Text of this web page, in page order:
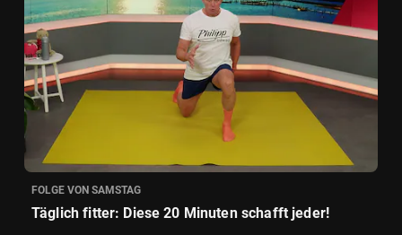
FOLGE VON SAMSTAG
Täglich fitter: Diese 20 Minuten schafft jeder!